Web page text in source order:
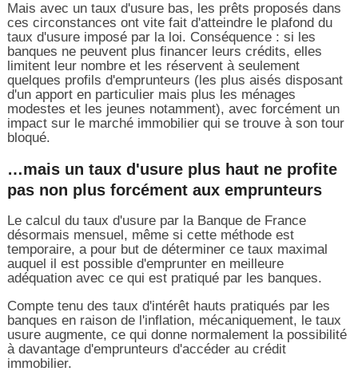
Mais avec un taux d'usure bas, les prêts proposés dans
ces circonstances ont vite fait d'atteindre le plafond du
taux d'usure imposé par la loi. Conséquence : si les
banques ne peuvent plus financer leurs crédits, elles
limitent leur nombre et les réservent à seulement
quelques profils d'emprunteurs (les plus aisés disposant
d'un apport en particulier mais plus les ménages
modestes et les jeunes notamment), avec forcément un
impact sur le marché immobilier qui se trouve à son tour
bloqué.
…mais un taux d'usure plus haut ne profite
pas non plus forcément aux emprunteurs
Le calcul du taux d'usure par la Banque de France
désormais mensuel, même si cette méthode est
temporaire, a pour but de déterminer ce taux maximal
auquel il est possible d'emprunter en meilleure
adéquation avec ce qui est pratiqué par les banques.
Compte tenu des taux d'intérêt hauts pratiqués par les
banques en raison de l'inflation, mécaniquement, le taux
usure augmente, ce qui donne normalement la possibilité
à davantage d'emprunteurs d'accéder au crédit
immobilier.